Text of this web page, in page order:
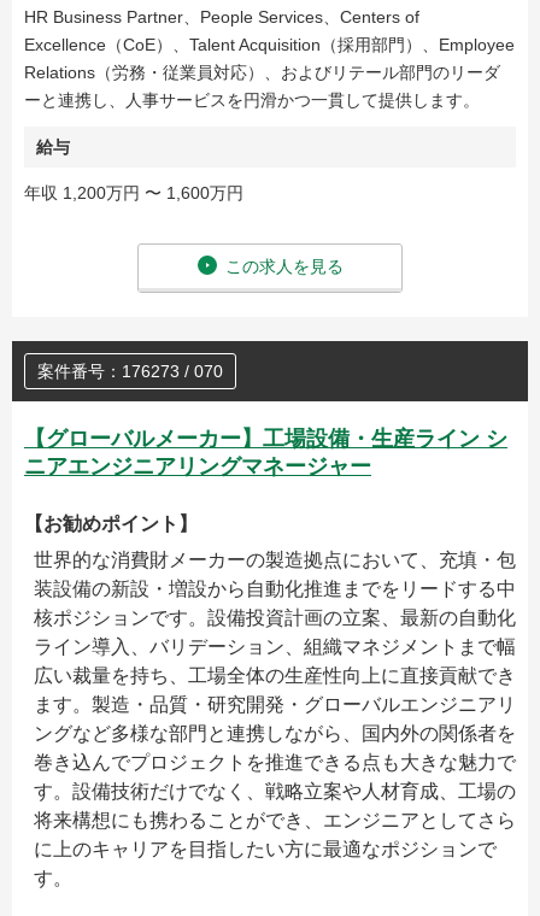
HR Business Partner、People Services、Centers of
Excellence（CoE）、Talent Acquisition（採用部門）、Employee
Relations（労務・従業員対応）、およびリテール部門のリーダ
ーと連携し、人事サービスを円滑かつ一貫して提供します。
給与
年収 1,200万円 〜 1,600万円
この求人を見る
案件番号：176273 / 070
【グローバルメーカー】工場設備・生産ライン シ
ニアエンジニアリングマネージャー
【お勧めポイント】
世界的な消費財メーカーの製造拠点において、充填・包
装設備の新設・増設から自動化推進までをリードする中
核ポジションです。設備投資計画の立案、最新の自動化
ライン導入、バリデーション、組織マネジメントまで幅
広い裁量を持ち、工場全体の生産性向上に直接貢献でき
ます。製造・品質・研究開発・グローバルエンジニアリ
ングなど多様な部門と連携しながら、国内外の関係者を
巻き込んでプロジェクトを推進できる点も大きな魅力で
す。設備技術だけでなく、戦略立案や人材育成、工場の
将来構想にも携わることができ、エンジニアとしてさら
に上のキャリアを目指したい方に最適なポジションで
す。